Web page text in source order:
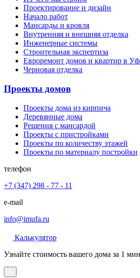
Проектирование и дизайн
Начало работ
Мансарды и кровля
Внутренняя и внешняя отделка
Инженерные системы
Строительная экспертиза
Евроремонт домов и квартир в
Черновая отделка
Проекты домов
Проекты дома из кирпича
Деревянные дома
Решения с мансардой
Проекты с пристройками
Проекты по количеству этажей
Проекты по материалу постройки
телефон
+7 (347) 298 - 77 - 11
e-mail
info@imufa.ru
Калькулятор
Узнайте стоимость вашего дома за 1